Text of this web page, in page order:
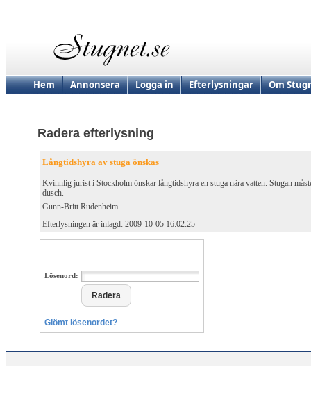
Hem Annonsera Logga in Efterlysningar Om
Radera efterlysning
Långtidshyra av stuga önskas
Kvinnlig jurist i Stockholm önskar långtidshyra en stuga nära vatten. Stugan
dusch.
Gunn-Britt Rudenheim
Efterlysningen är inlagd: 2009-10-05 16:02:25
Lösenord:
Glömt lösenordet?